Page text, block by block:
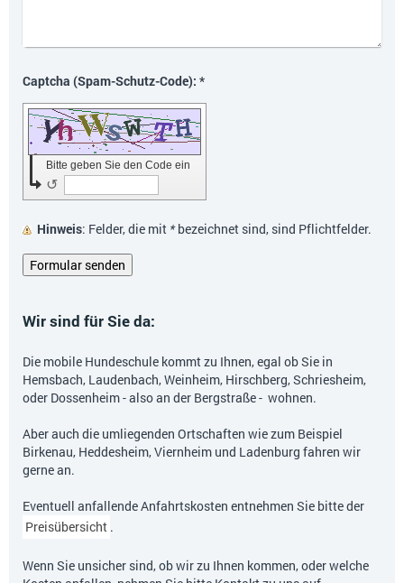
Captcha (Spam-Schutz-Code): *
Bitte geben Sie den Code ein
↺
Hinweis : Felder, die mit *bezeichnet sind, sind Pflichtfelder.
Wir sind für Sie da:
Die mobile Hundeschule kommt zu Ihnen, egal ob Sie in
Hemsbach, Laudenbach, Weinheim, Hirschberg, Schriesheim,
oder Dossenheim - also an der Bergstraße - wohnen.
Aber auch die umliegenden Ortschaften wie zum Beispiel
Birkenau, Heddesheim, Viernheim und Ladenburg fahren wir
gerne an.
Eventuell anfallende Anfahrtskosten entnehmen Sie bitte der
Preisübersicht .
Wenn Sie unsicher sind, ob wir zu Ihnen kommen, oder welche